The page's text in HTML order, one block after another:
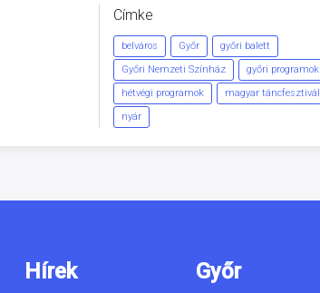
Címke
belváros Győr
győri balett
Győri Nemzeti Színház
győri programok
hétvégi programok
magyar táncfesztivál
nyár
Hírek Győr